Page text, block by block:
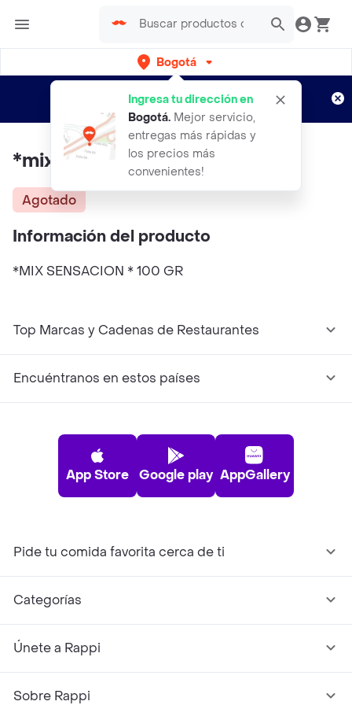
Bogotá
Ingresa tu dirección en
Bogotá. Mejor servicio,
entregas más rápidas y
los precios más
convenientes!
envíos gratis por semanas
Aplican TyC
*mix Sensacion * 100 Gr
Agotado
Información del producto
*MIX SENSACION * 100 GR
Top Marcas y Cadenas de Restaurantes
Encuéntranos en estos países
App Store Google play AppGallery
Pide tu comida favorita cerca de ti
Categorías
Únete a Rappi
Sobre Rappi